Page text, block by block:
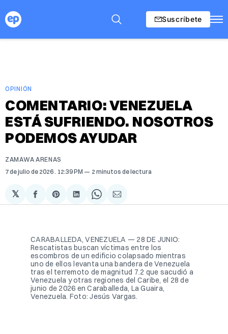
Suscríbete
OPINIÓN
COMENTARIO: VENEZUELA
ESTÁ SUFRIENDO. NOSOTROS
PODEMOS AYUDAR
ZAMAWA ARENAS
7 de julio de 2026 . 12:39 PM 2 minutos de lectura
𝕏
Compartir
en
Share
on
Compartir
en
Share
on
Compartir
via
CARABALLEDA, VENEZUELA — 28 DE JUNIO:
Rescatistas buscan víctimas entre los
escombros de un edificio colapsado mientras
uno de ellos levanta una bandera de Venezuela
tras el terremoto de magnitud 7.2 que sacudió a
Venezuela y otras regiones del Caribe, el 28 de
junio de 2026 en Caraballeda, La Guaira,
Venezuela. Foto: Jesús Vargas.